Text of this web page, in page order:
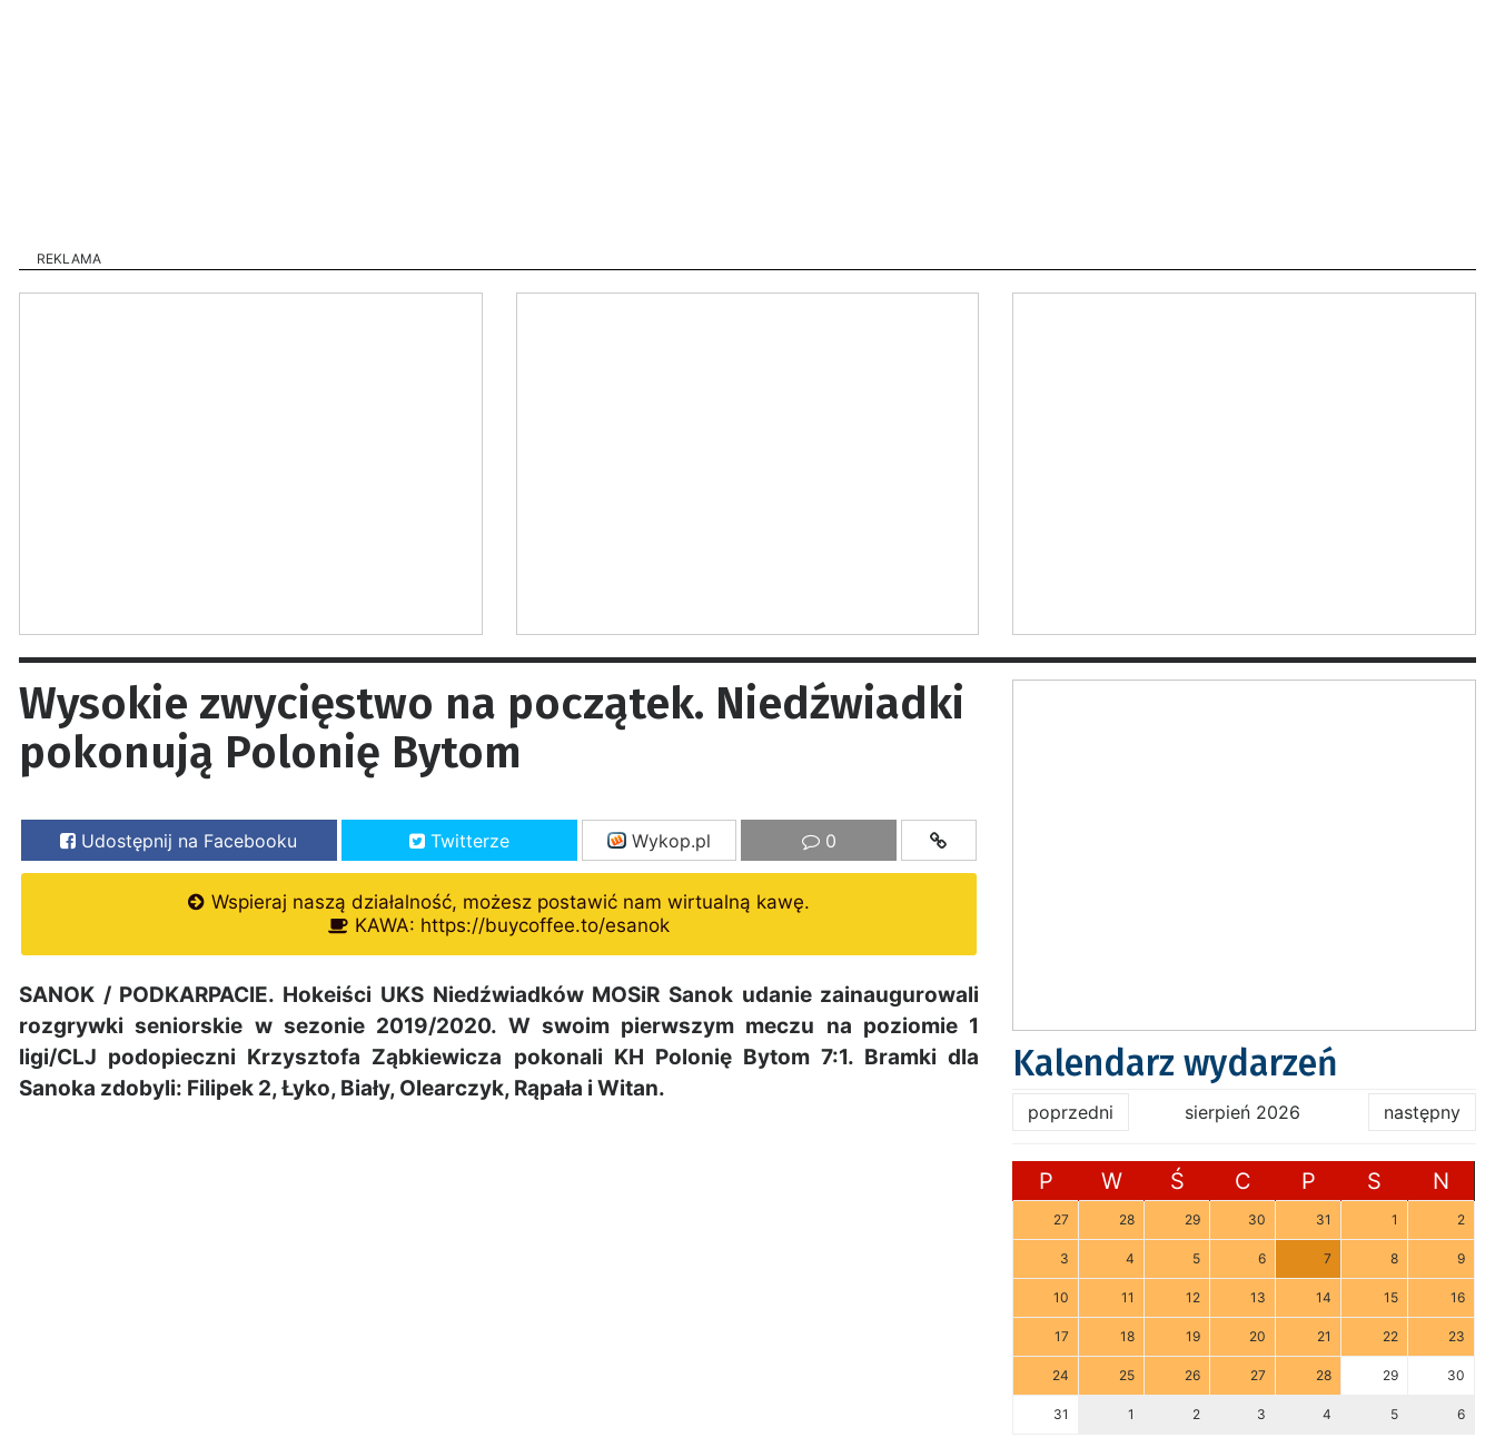
REKLAMA
Wysokie zwycięstwo na początek. Niedźwiadki
pokonują Polonię Bytom
Udostępnij na Facebooku Twitterze Wykop.pl 0
Wspieraj naszą działalność, możesz postawić nam wirtualną kawę.
KAWA: https://buycoffee.to/esanok
SANOK / PODKARPACIE. Hokeiści UKS Niedźwiadków MOSiR Sanok udanie zainaugurowali
rozgrywki seniorskie w sezonie 2019/2020. W swoim pierwszym meczu na poziomie 1
ligi/CLJ podopieczni Krzysztofa Ząbkiewicza pokonali KH Polonię Bytom 7:1. Bramki dla
Sanoka zdobyli: Filipek 2, Łyko, Biały, Olearczyk, Rąpała i Witan.
Kalendarz wydarzeń
poprzedni sierpień 2026 następny
P W Ś C P S N
27 28 29 30 31 1 2
3 4 5 6 7 8 9
10 11 12 13 14 15 16
17 18 19 20 21 22 23
24 25 26 27 28 29 30
31 1 2 3 4 5 6